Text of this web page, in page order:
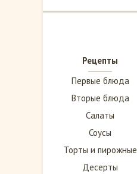
Рецепты
Первые блюда
Вторые блюда
Салаты
Соусы
Торты и пирожные
Десерты